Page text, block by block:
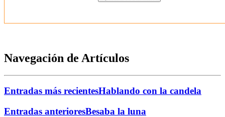
Navegación de Artículos
Entradas más recientesHablando con la candela
Entradas anterioresBesaba la luna